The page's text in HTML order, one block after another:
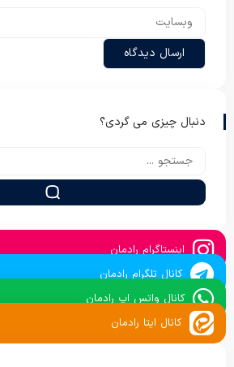
دنبال چیزی می گردی؟
اینستاگرام رادمان
کانال تلگرام رادمان
کانال واتس اپ رادمان
کانال ایتا رادمان